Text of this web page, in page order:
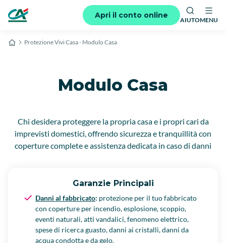
Apri il conto online
AIUTOMENU
Protezione Vivi Casa - Modulo Casa
Modulo Casa
Chi desidera proteggere la propria casa e i propri cari da
imprevisti domestici, offrendo sicurezza e tranquillità con
coperture complete e assistenza dedicata in caso di danni
Garanzie Principali
Danni al fabbricato: protezione per il tuo fabbricato
con coperture per incendio, esplosione, scoppio,
eventi naturali, atti vandalici, fenomeno elettrico,
spese di ricerca guasto, danni ai cristalli, danni da
acqua condotta e da gelo.